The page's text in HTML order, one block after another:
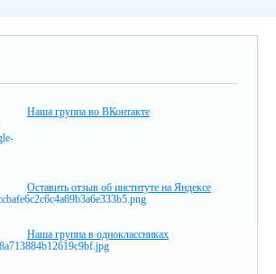
Наша группа во ВКонтакте
Оставить отзыв об институте на Яндексе
Наша группа в одноклассниках